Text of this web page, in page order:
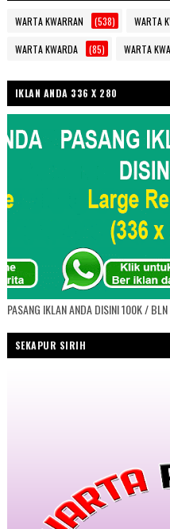
WARTA KWARRAN (538) WARTA
WARTA KWARDA (85) WARTA
IKLAN ANDA 336 X 280
PASANG IKLAN ANDA DISINI 100K / BLN
SEKAPUR SIRIH